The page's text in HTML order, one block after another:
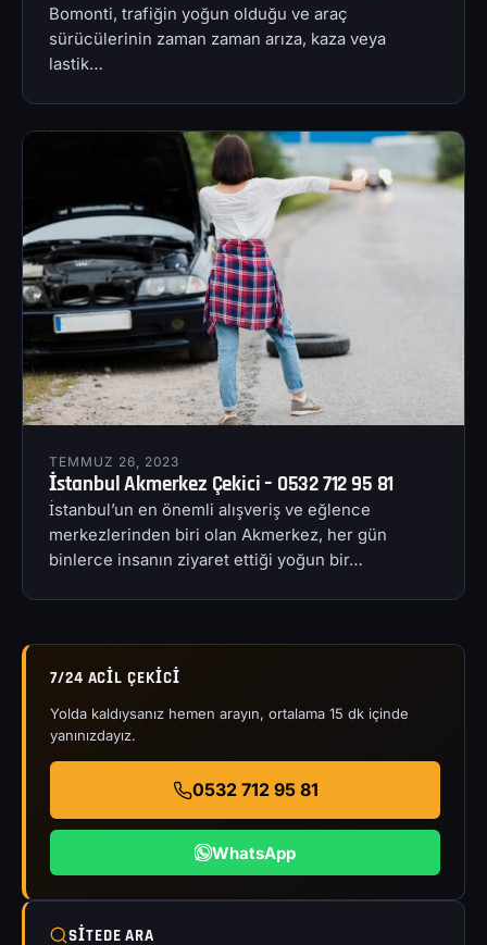
Bomonti, trafiğin yoğun olduğu ve araç
sürücülerinin zaman zaman arıza, kaza veya
lastik…
TEMMUZ 26, 2023
İstanbul Akmerkez Çekici – 0532 712 95 81
İstanbul’un en önemli alışveriş ve eğlence
merkezlerinden biri olan Akmerkez, her gün
binlerce insanın ziyaret ettiği yoğun bir…
7/24 ACIL ÇEKICI
Yolda kaldıysanız hemen arayın, ortalama 15 dk içinde
yanınızdayız.
0532 712 95 81
WhatsApp
SITEDE ARA